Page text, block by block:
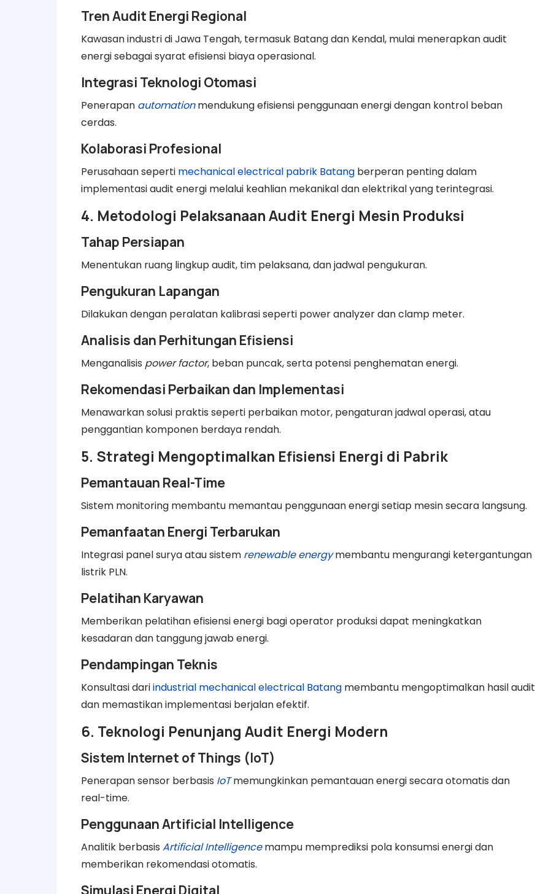
Tren Audit Energi Regional
Kawasan industri di Jawa Tengah, termasuk Batang dan Kendal, mulai menerapkan audit
energi sebagai syarat efisiensi biaya operasional.
Integrasi Teknologi Otomasi
Penerapan automationmendukung efisiensi penggunaan energi dengan kontrol beban
cerdas.
Kolaborasi Profesional
Perusahaan seperti mechanical electrical pabrik Batang berperan penting dalam
implementasi audit energi melalui keahlian mekanikal dan elektrikal yang terintegrasi.
4. Metodologi Pelaksanaan Audit Energi Mesin Produksi
Tahap Persiapan
Menentukan ruang lingkup audit, tim pelaksana, dan jadwal pengukuran.
Pengukuran Lapangan
Dilakukan dengan peralatan kalibrasi seperti power analyzer dan clamp meter.
Analisis dan Perhitungan Efisiensi
Menganalisis power factor, beban puncak, serta potensi penghematan energi.
Rekomendasi Perbaikan dan Implementasi
Menawarkan solusi praktis seperti perbaikan motor, pengaturan jadwal operasi, atau
penggantian komponen berdaya rendah.
5. Strategi Mengoptimalkan Efisiensi Energi di Pabrik
Pemantauan Real-Time
Sistem monitoring membantu memantau penggunaan energi setiap mesin secara langsung.
Pemanfaatan Energi Terbarukan
Integrasi panel surya atau sistem renewable energymembantu mengurangi ketergantungan
listrik PLN.
Pelatihan Karyawan
Memberikan pelatihan efisiensi energi bagi operator produksi dapat meningkatkan
kesadaran dan tanggung jawab energi.
Pendampingan Teknis
Konsultasi dariindustrial mechanical electrical Batang membantu mengoptimalkan hasil audit
dan memastikan implementasi berjalan efektif.
6. Teknologi Penunjang Audit Energi Modern
Sistem Internet of Things (IoT)
Penerapan sensor berbasis IoTmemungkinkan pemantauan energi secara otomatis dan
real-time.
Penggunaan Artificial Intelligence
Analitik berbasis Artificial Intelligencemampu memprediksi pola konsumsi energi dan
memberikan rekomendasi otomatis.
Simulasi Energi Digital